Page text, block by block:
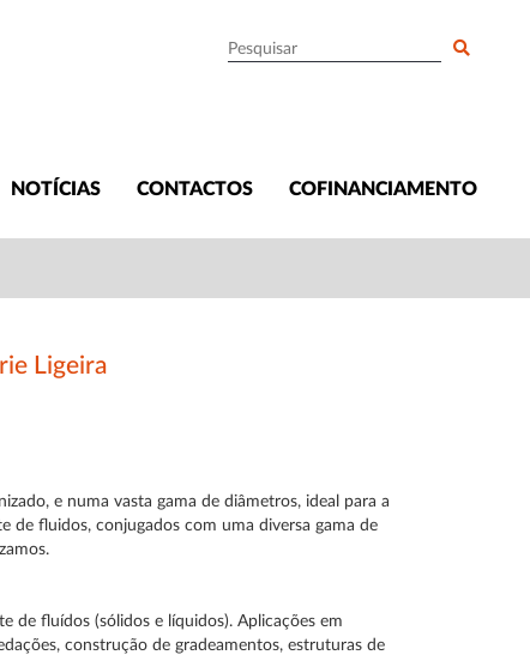
NOTÍCIAS CONTACTOS COFINANCIAMENTO
Ligeira
e numa vasta gama de diâmetros, ideal para a
de fluidos, conjugados com uma diversa gama de
de fluídos (sólidos e líquidos). Aplicações em
construção de gradeamentos, estruturas de